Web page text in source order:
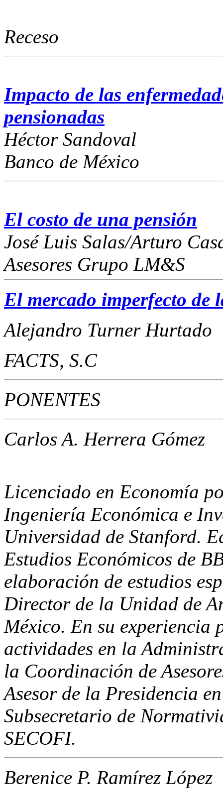
Receso
Impacto de las
pensionadas
Héctor Sandoval
Banco de México
El costo de una pensión
José Luis Salas/Arturo
Asesores Grupo LM&S
El mercado imperfecto de
Alejandro Turner Hurtado
FACTS, S.C
PONENTES
Carlos A. Herrera Gómez
Licenciado en Economía
Ingeniería Económica e
Universidad de Stanford.
Estudios Económicos de
elaboración de estudios
Director de la Unidad de
México. En su experiencia
actividades en la
la Coordinación de
Asesor de la Presidencia
Subsecretario de
SECOFI.
Berenice P. Ramírez López